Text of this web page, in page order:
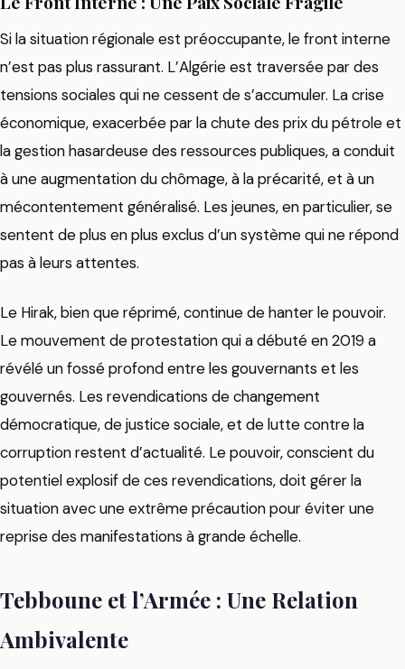
Si la situation régionale est préoccupante, le front interne
n’est pas plus rassurant. L’Algérie est traversée par des
tensions sociales qui ne cessent de s’accumuler. La crise
économique, exacerbée par la chute des prix du pétrole et
la gestion hasardeuse des ressources publiques, a conduit
à une augmentation du chômage, à la précarité, et à un
mécontentement généralisé. Les jeunes, en particulier, se
sentent de plus en plus exclus d’un système qui ne répond
pas à leurs attentes.
Le Hirak, bien que réprimé, continue de hanter le pouvoir.
Le mouvement de protestation qui a débuté en 2019 a
révélé un fossé profond entre les gouvernants et les
gouvernés. Les revendications de changement
démocratique, de justice sociale, et de lutte contre la
corruption restent d’actualité. Le pouvoir, conscient du
potentiel explosif de ces revendications, doit gérer la
situation avec une extrême précaution pour éviter une
reprise des manifestations à grande échelle.
Tebboune et l’Armée : Une Relation
Ambivalente